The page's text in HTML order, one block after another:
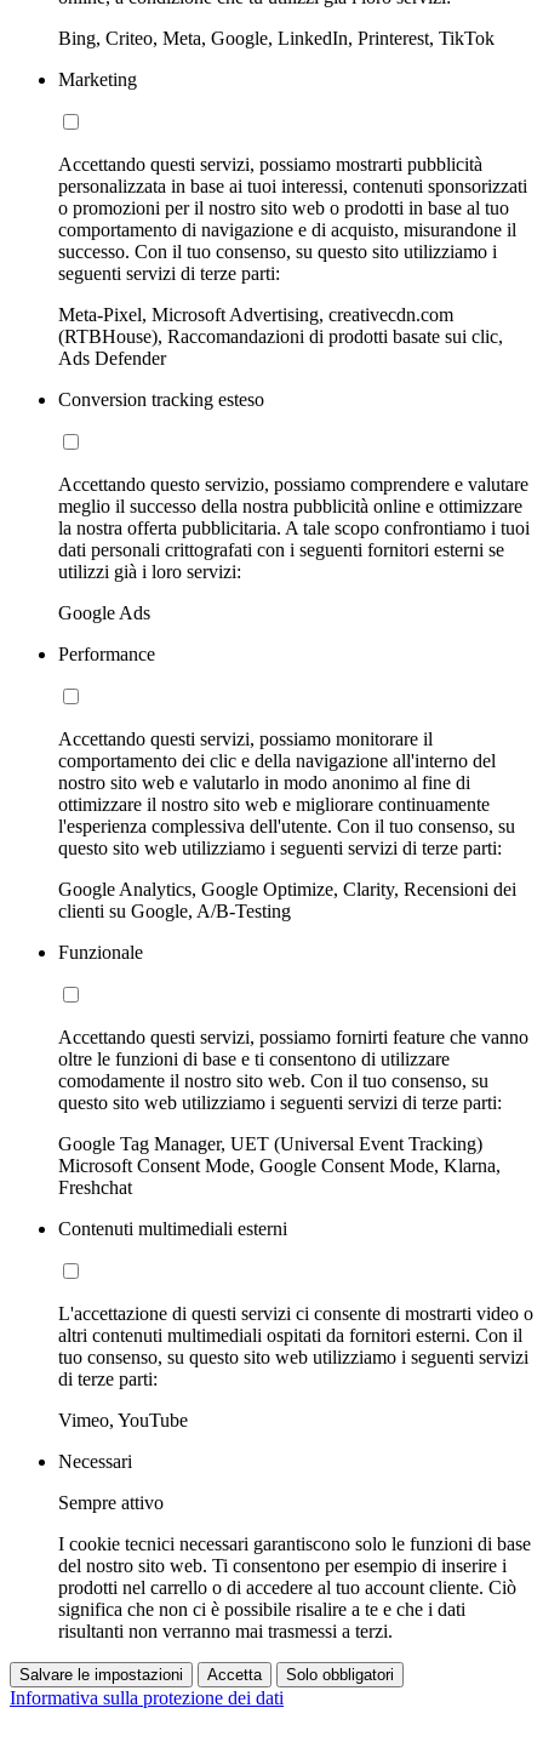
Bing, Criteo, Meta, Google, LinkedIn, Printerest, TikTok
Marketing
Accettando questi servizi, possiamo mostrarti pubblicità
personalizzata in base ai tuoi interessi, contenuti sponsorizzati
o promozioni per il nostro sito web o prodotti in base al tuo
comportamento di navigazione e di acquisto, misurandone il
successo. Con il tuo consenso, su questo sito utilizziamo i
seguenti servizi di terze parti:
Meta-Pixel, Microsoft Advertising, creativecdn.com
(RTBHouse), Raccomandazioni di prodotti basate sui clic,
Ads Defender
Conversion tracking esteso
Accettando questo servizio, possiamo comprendere e valutare
meglio il successo della nostra pubblicità online e ottimizzare
la nostra offerta pubblicitaria. A tale scopo confrontiamo i tuoi
dati personali crittografati con i seguenti fornitori esterni se
utilizzi già i loro servizi:
Google Ads
Performance
Accettando questi servizi, possiamo monitorare il
comportamento dei clic e della navigazione all'interno del
nostro sito web e valutarlo in modo anonimo al fine di
ottimizzare il nostro sito web e migliorare continuamente
l'esperienza complessiva dell'utente. Con il tuo consenso, su
questo sito web utilizziamo i seguenti servizi di terze parti:
Google Analytics, Google Optimize, Clarity, Recensioni dei
clienti su Google, A/B-Testing
Funzionale
Accettando questi servizi, possiamo fornirti feature che vanno
oltre le funzioni di base e ti consentono di utilizzare
comodamente il nostro sito web. Con il tuo consenso, su
questo sito web utilizziamo i seguenti servizi di terze parti:
Google Tag Manager, UET (Universal Event Tracking)
Microsoft Consent Mode, Google Consent Mode, Klarna,
Freshchat
Contenuti multimediali esterni
L'accettazione di questi servizi ci consente di mostrarti video o
altri contenuti multimediali ospitati da fornitori esterni. Con il
tuo consenso, su questo sito web utilizziamo i seguenti servizi
di terze parti:
Vimeo, YouTube
Necessari
Sempre attivo
I cookie tecnici necessari garantiscono solo le funzioni di base
del nostro sito web. Ti consentono per esempio di inserire i
prodotti nel carrello o di accedere al tuo account cliente. Ciò
significa che non ci è possibile risalire a te e che i dati
risultanti non verranno mai trasmessi a terzi.
Salvare le impostazioni Accetta Solo obbligatori
Informativa sulla protezione dei dati